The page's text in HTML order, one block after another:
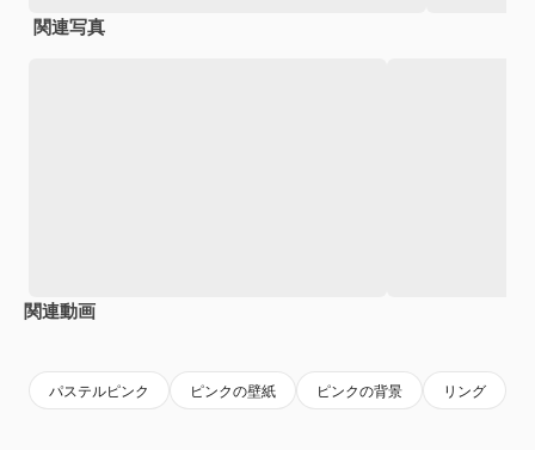
関連写真
関連動画
パステルピンク ピンクの壁紙 ピンクの背景 リング